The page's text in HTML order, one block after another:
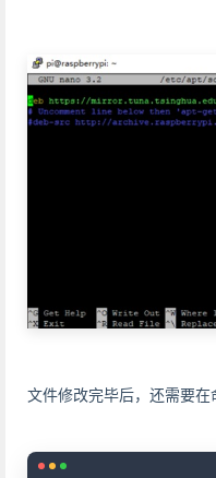
文件修改完毕后，还需要在